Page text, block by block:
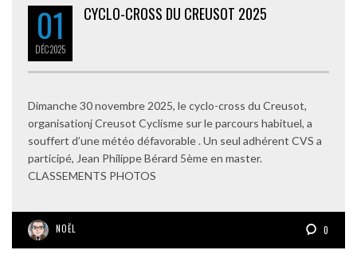
01
DÉC2025
CYCLO-CROSS DU CREUSOT 2025
Dimanche 30 novembre 2025, le cyclo-cross du Creusot,
organisationj Creusot Cyclisme sur le parcours habituel, a
souffert d’une météo défavorable . Un seul adhérent CVS a
participé, Jean Philippe Bérard 5ème en master.
CLASSEMENTS PHOTOS
NOËL 0